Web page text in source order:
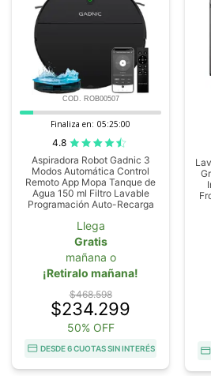
COD. ROB00507
Finaliza en: 05:24:59
4.8
Aspiradora Robot Gadnic 3
Modos Automática Control
Remoto App Mopa Tanque de
Agua 150 ml Filtro Lavable
Programación Auto-Recarga
Llega
Gratis
mañana o
¡Retiralo mañana!
$468.598
$234.299
50% OFF
DESDE 6 CUOTAS SIN INTERÉS